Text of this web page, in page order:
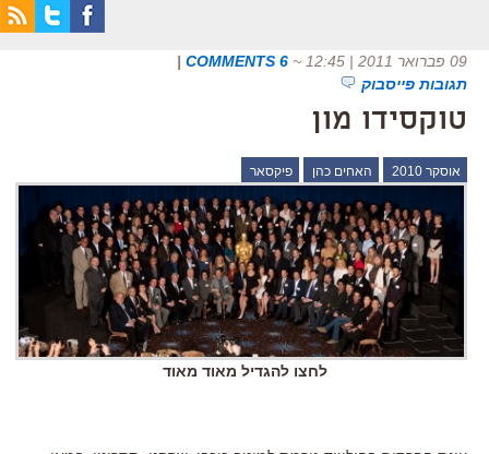
09 פברואר 2011 | 12:45 ~
6 COMMENTS
|
תגובות פייסבוק
טוקסידו מון
אוסקר 2010 האחים כהן פיקסאר
לחצו להגדיל מאוד מאוד